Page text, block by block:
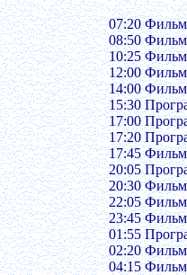
07:20
08:50
10:25
12:00
14:00
15:30
17:00
17:20
17:45
20:05
20:30
22:05
23:45
01:55
02:20
04:15